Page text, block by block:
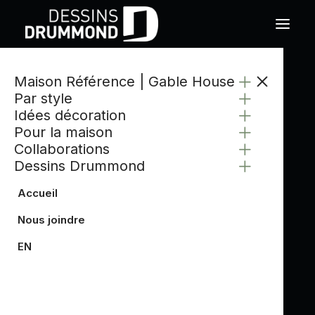
Maison Référence | Gable House
Par style
Idées décoration
Pour la maison
Collaborations
Dessins Drummond
Accueil
Nous joindre
EN